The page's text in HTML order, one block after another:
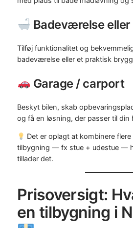
Badeværelse
Tilføj funktionalitet og
badeværelse eller et praktisk
Garage / carport
Beskyt bilen, skab
og få en løsning, der passer til din
Det er oplagt at kombinere
tilbygning — fx stue + udestue —
tillader det.
Prisoversigt:
en tilbygning i